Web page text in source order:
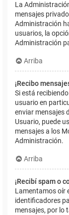
La
mensajes
Administración
usuarios, la
Administración
Arriba
¡Recibo
Si está
usuario en
enviar mensajes
Usuario, puede
mensajes a los
Administración.
Arriba
¡Recibí spam o
Lamentamos oír
identificadores
mensajes, por lo